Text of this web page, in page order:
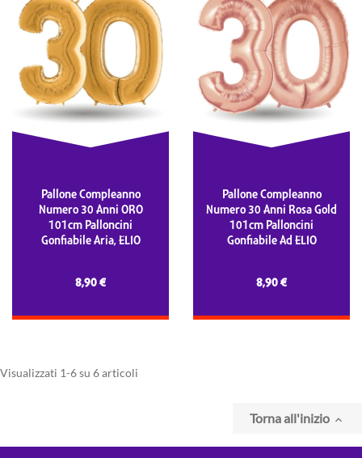
Pallone Compleanno
Numero 30 Anni ORO
101cm Palloncini
Gonfiabile Aria, ELIO
8,90 €
Pallone Compleanno
Numero 30 Anni Rosa Gold
101cm Palloncini
Gonfiabile Ad ELIO
8,90 €
Visualizzati 1-6 su 6 articoli
Torna all'inizio 